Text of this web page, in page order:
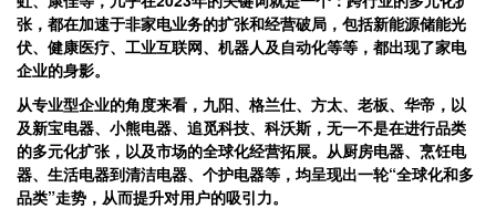
张，都在加速于非家电业务的扩张和经营破局，包括新能源储能光
伏、健康医疗、工业互联网、机器人及自动化等等，都出现了家电
企业的身影。
从专业型企业的角度来看，九阳、格兰仕、方太、老板、华帝，以
及新宝电器、小熊电器、追觅科技、科沃斯，无一不是在进行品类
的多元化扩张，以及市场的全球化经营拓展。从厨房电器、烹饪电
器、生活电器到清洁电器、个护电器等，均呈现出一轮“全球化和多
品类”走势，从而提升对用户的吸引力。